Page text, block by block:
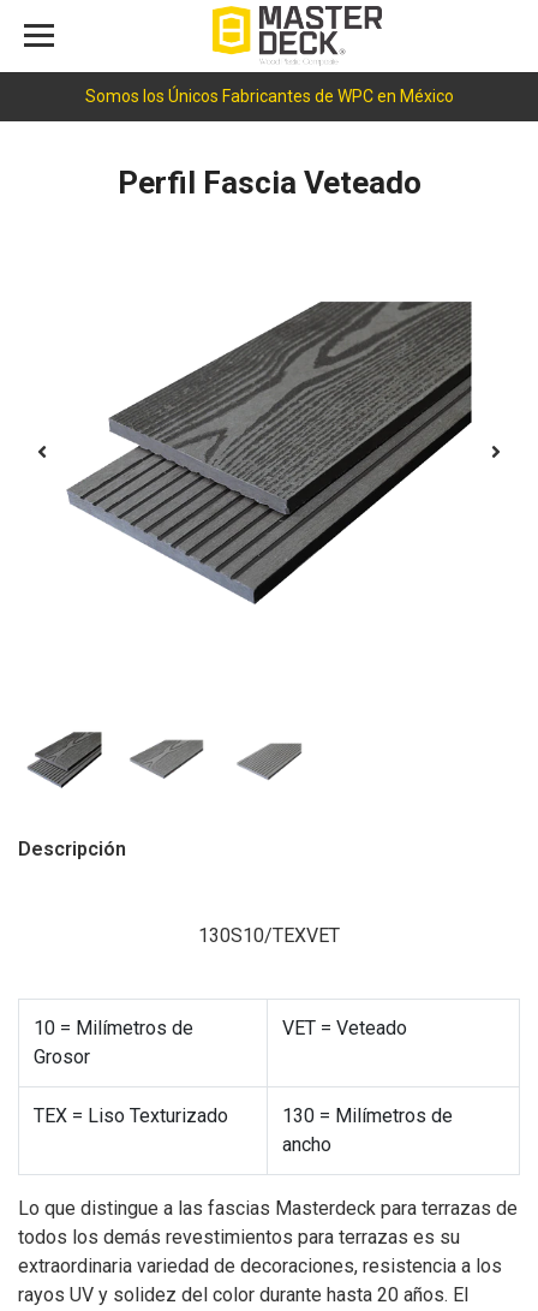
Somos los Únicos Fabricantes de WPC en México
Perfil Fascia Veteado
Descripción
130S10/TEXVET
10 = Milímetros de
Grosor
VET = Veteado
TEX = Liso Texturizado
130 = Milímetros de
ancho
Lo que distingue a las fascias Masterdeck para terrazas de
todos los demás revestimientos para terrazas es su
extraordinaria variedad de decoraciones, resistencia a los
rayos UV y solidez del color durante hasta 20 años. El